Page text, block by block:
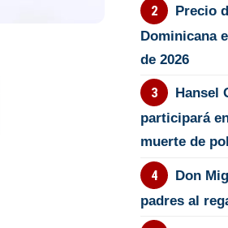
Precio
Dominicana
de 2026
Hansel
participará
muerte de
Don
padres al